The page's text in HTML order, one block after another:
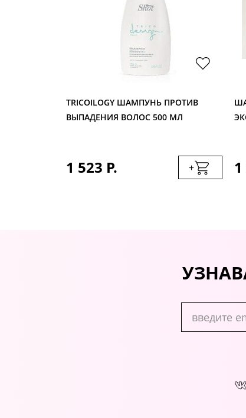
TRICOILOGY ШАМПУНЬ ПРОТИВ
ВЫПАДЕНИЯ ВОЛОС 500 МЛ
1 523 Р. +